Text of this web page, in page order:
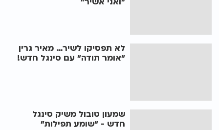
לא תפסיקו לשיר… מאיר גרין
"אומר תודה" עם סינגל חדש!
שמעון טובול משיק סינגל
חדש - "שומע תפילות"